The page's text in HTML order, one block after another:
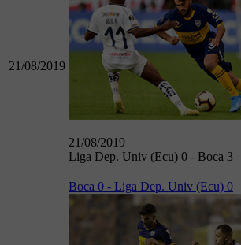
21/08/2019
21/08/2019
Liga Dep. Univ (Ecu) 0 - Boca 3
Boca 0 - Liga Dep. Univ (Ecu) 0